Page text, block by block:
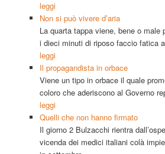
leggi
Non si può vivere d’aria
La quarta tappa viene, bene o male
i dieci minuti di riposo faccio fatica
leggi
Il propagandista in orbace
Viene un tipo in orbace il quale
coloro che aderiscono al Governo
leggi
Quelli che non hanno firmato
Il giorno 2 Bulzacchi rientra
vicenda dei medici italiani colà